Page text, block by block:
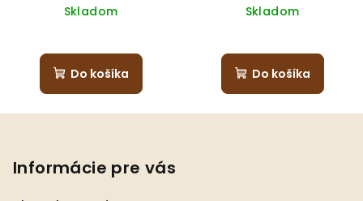
Skladom
Do košíka
Skladom
Do košíka
Informácie pre vás